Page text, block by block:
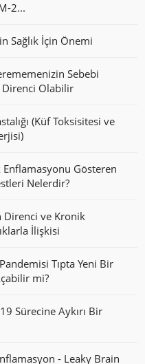
2...
Sağlık İçin Önemi
Sebebi
Direnci Olabilir
(Küf Toksisitesi ve
Enflamasyonu Gösteren
Nelerdir?
Direnci ve Kronik
İlişkisi
Tıpta Yeni Bir
mi?
Sürecine Aykırı Bir
- Leaky Brain